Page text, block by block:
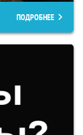
ПОДРОБНЕЕ